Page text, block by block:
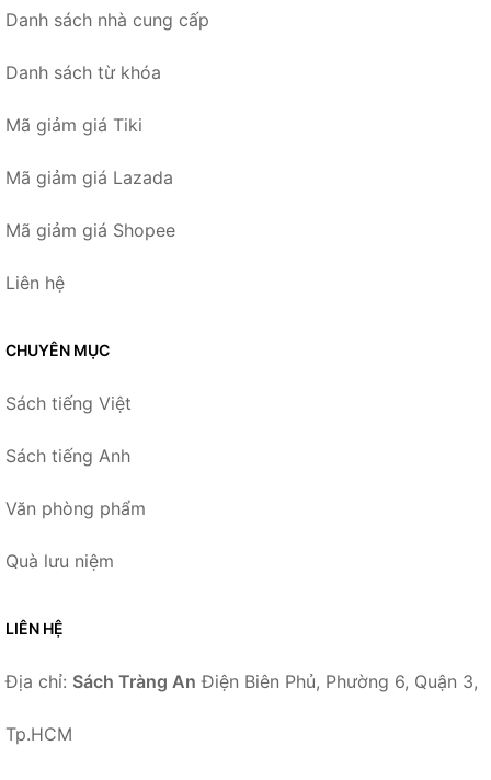
Danh sách nhà cung cấp
Danh sách từ khóa
Mã giảm giá Tiki
Mã giảm giá Lazada
Mã giảm giá Shopee
Liên hệ
CHUYÊN MỤC
Sách tiếng Việt
Sách tiếng Anh
Văn phòng phẩm
Quà lưu niệm
LIÊN HỆ
Địa chỉ: Sách Tràng An Điện Biên Phủ, Phường 6, Quận 3,
Tp.HCM